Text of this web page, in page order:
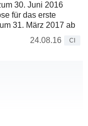
30. Juni 2016
für das erste
31. März 2017 ab
24.08.16
CI